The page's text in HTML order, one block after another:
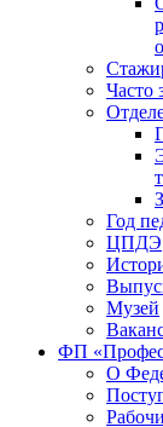
Часто
Год
ЦПДЭ
Музей
ФП
О